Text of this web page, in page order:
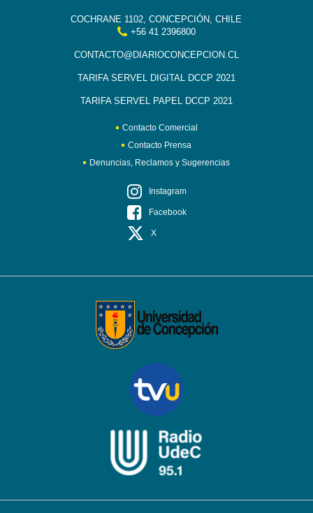
COCHRANE 1102, CONCEPCIÓN, CHILE
+56 41 2396800
CONTACTO@DIARIOCONCEPCION.CL
TARIFA SERVEL DIGITAL DCCP 2021
TARIFA SERVEL PAPEL DCCP 2021
Contacto Comercial
Contacto Prensa
Denuncias, Reclamos y Sugerencias
Instagram
Facebook
X